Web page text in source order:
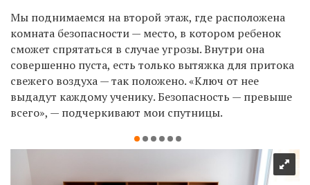
Мы поднимаемся на второй этаж, где расположена
комната безопасности — место, в котором ребенок
сможет спрятаться в случае угрозы. Внутри она
совершенно пуста, есть только вытяжка для притока
свежего воздуха — так положено. «Ключ от нее
выдадут каждому ученику. Безопасность — превыше
всего», — подчеркивают мои спутницы.